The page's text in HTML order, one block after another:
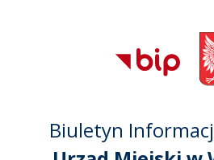
Przejdź
głównego
Przejdź do
Przejdź do
Biuletyn